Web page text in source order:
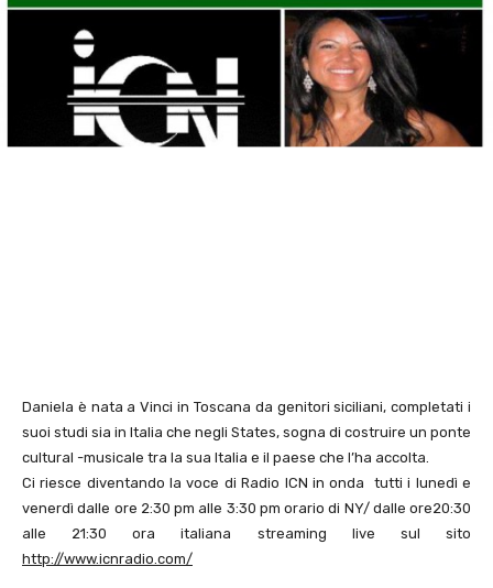
Daniela è nata a Vinci in Toscana da genitori siciliani, completati i
suoi studi sia in Italia che negli States, sogna di costruire un ponte
cultural -musicale tra la sua Italia e il paese che l’ha accolta.
Ci riesce diventando la voce di Radio ICN in onda tutti i lunedì e
venerdì dalle ore 2:30 pm alle 3:30 pm orario di NY/ dalle ore20:30
alle 21:30 ora italiana streaming live sul sito
http://www.icnradio.com/